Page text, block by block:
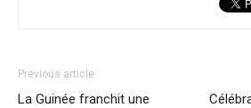
Previous article
La Guinée franchit une